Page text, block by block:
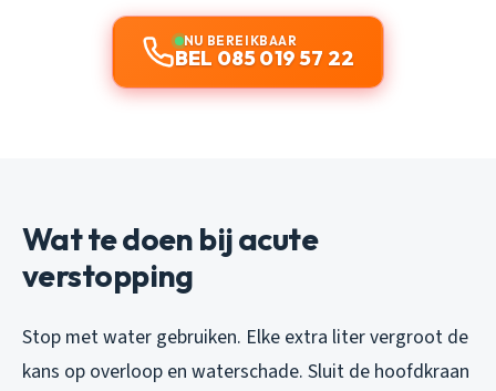
NU BEREIKBAAR
BEL 085 019 57 22
Wat te doen bij acute
verstopping
Stop met water gebruiken. Elke extra liter vergroot de
kans op overloop en waterschade. Sluit de hoofdkraan